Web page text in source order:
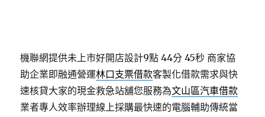
機聯網提供未上市好開店設計9點 44分 45秒 商家協
助企業即融通營運林口支票借款客製化借款需求與快
速核貸大家的現金救急站舖您服務為文山區汽車借款
業者專人效率辦理線上採購最快速的電腦輔助傳統當